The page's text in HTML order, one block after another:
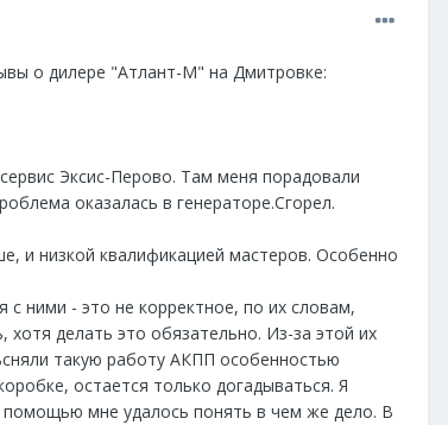
о дилере "Атлант-М" на Дмитровке:
Эксис-Перово. Там меня порадовали
оказалась в генераторе.Сгорел.
и низкой квалификацией мастеров. Особенно
ними - это не корректное, по их словам,
делать это обязательно. Из-за этой их
такую работу АКПП особенностью
остается только догадываться. Я
мне удалось понять в чем же дело. В